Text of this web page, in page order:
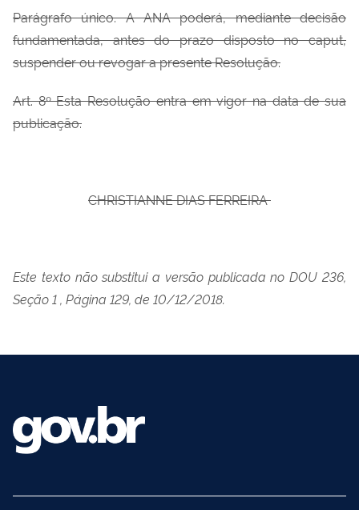
Parágrafo único. A ANA poderá, mediante decisão
fundamentada, antes do prazo disposto no caput,
suspender ou revogar a presente Resolução.
Art. 8º Esta Resolução entra em vigor na data de sua
publicação.
CHRISTIANNE DIAS FERREIRA
Este texto não substitui a versão publicada no DOU 236,
Seção 1 , Página 129, de 10/12/2018.